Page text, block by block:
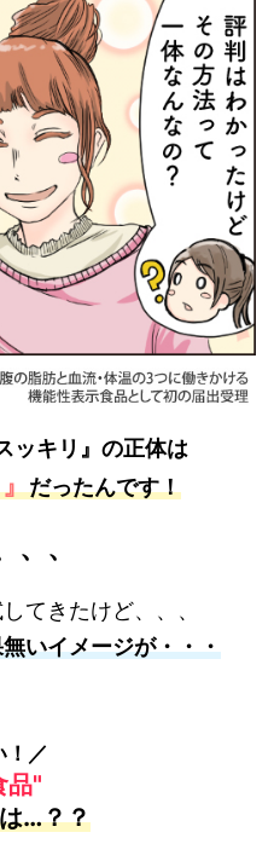
ッキリ』 の正体は
だったんです！
、、
てきたけど、、、
いイメージが・・・
！／
品"
…？？